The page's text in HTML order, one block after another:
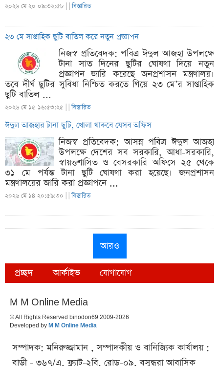
২০২৬ মে ২০ ০৯:৩২:৫৮ | |বিস্তারিত
২৩ মে সাপ্তাহিক ছুটি বাতিল করে নতুন প্রজ্ঞাপন
নিজস্ব প্রতিবেদক: পবিত্র ঈদুল আজহা উপলক্ষে
টানা সাত দিনের ছুটির ঘোষণা দিয়ে নতুন
প্রজ্ঞাপন জারি করেছে জনপ্রশাসন মন্ত্রণালয়।
তবে দীর্ঘ ছুটির সুবিধা নিশ্চিত করতে গিয়ে ২৩ মে’র সাপ্তাহিক
ছুটি বাতিল ...
২০২৬ মে ১৫ ১৬:৫৩:২৫ | |বিস্তারিত
ঈদুল আজহার টানা ছুটি, খোলা থাকবে যেসব অফিস
নিজস্ব প্রতিবেদক: আসন্ন পবিত্র ঈদুল আজহা
উপলক্ষে দেশের সব সরকারি, আধা-সরকারি,
স্বায়ত্তশাসিত ও বেসরকারি অফিসে ২৫ থেকে
৩১ মে পর্যন্ত টানা ছুটি ঘোষণা করা হয়েছে। জনপ্রশাসন
মন্ত্রণালয়ের জারি করা প্রজ্ঞাপনে ...
২০২৬ মে ১৪ ২০:৫৯:৩০ | |বিস্তারিত
আরও
প্রচ্ছদ আর্কাইভ যোগাযোগ
M M Online Media
© All Rights Reserved binodon69 2009-2026
Developed by M M Online Media
সম্পাদক: মনিরুজ্জামান , সম্পাদকীয় ও বানিজ্যিক কার্যালয় :
বাড়ী - ৩৬৭/এ, ফ্ল্যাট-২বি, রোড-০৯, বসুন্ধরা আবাসিক